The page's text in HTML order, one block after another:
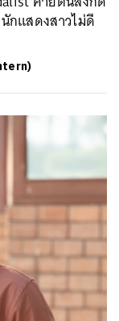
กแสดงสาวไม่ดี